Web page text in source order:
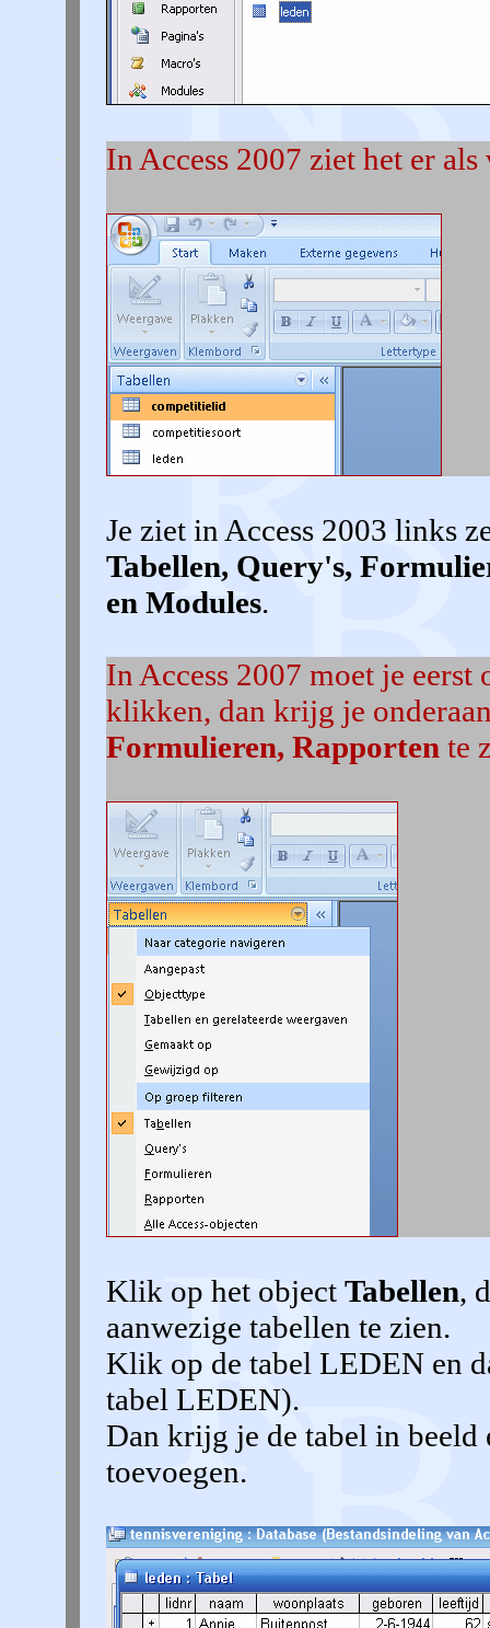
In Access 2007 ziet het er
Je ziet in Access 2003 links
Tabellen, Query's,
en Modules.
In Access 2007 moet je
klikken, dan krijg je
Formulieren, Rapporten te
Klik op het object Tabellen,
aanwezige tabellen te zien.
Klik op de tabel LEDEN en
tabel LEDEN).
Dan krijg je de tabel in
toevoegen.